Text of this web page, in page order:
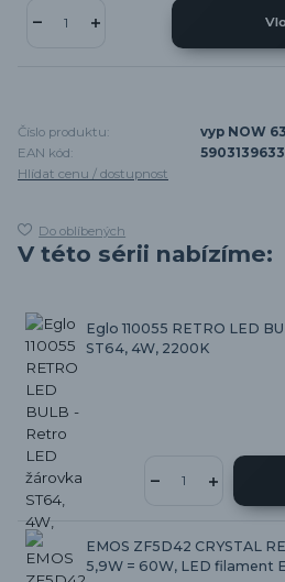
Číslo produktu:
vyp NOW
EAN kód:
Hlídat cenu / dostupnost
Do oblíbených
V této sérii nabízíme:
Eglo 110055 RETRO LED
ST64, 4W, 2200K
EMOS ZF5D42 CRYSTAL
5,9W = 60W, LED filament